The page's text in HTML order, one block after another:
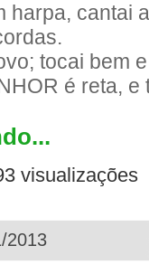
harpa, cantai
tocai bem
é reta,
visualizações
2013